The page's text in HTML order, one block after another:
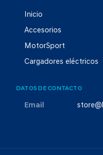
Inicio
Accesorios
MotorSport
Cargadores eléctricos
DATOS DE CONTACTO
Email